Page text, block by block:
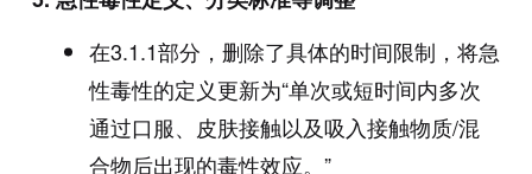
在3.1.1部分，删除了具体的时间限制，将急
性毒性的定义更新为“单次或短时间内多次
通过口服、皮肤接触以及吸入接触物质/混
合物后出现的毒性效应。”